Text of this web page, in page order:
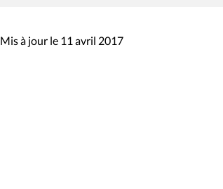
Mis à jour le 11 avril 2017